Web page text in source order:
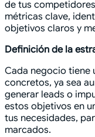
de tus
métricas clave,
objetivos claros y
Definición de la
Cada negocio tiene
concretos, ya sea
generar leads o
estos objetivos en
tus necesidades,
marcados.